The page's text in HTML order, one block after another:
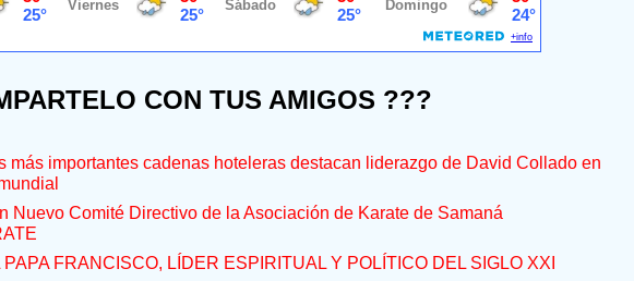
CON TUS AMIGOS ???
más importantes cadenas hoteleras destacan liderazgo de David Collado en
Nuevo Comité Directivo de la Asociación de Karate de Samaná
PAPA FRANCISCO, LÍDER ESPIRITUAL Y POLÍTICO DEL SIGLO XXI